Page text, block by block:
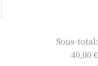
Sous-total:
40,00 €